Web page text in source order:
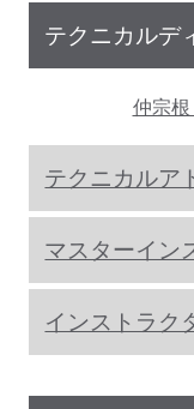
テクニカルデ
仲宗
テクニカルア
マスターイン
インストラク